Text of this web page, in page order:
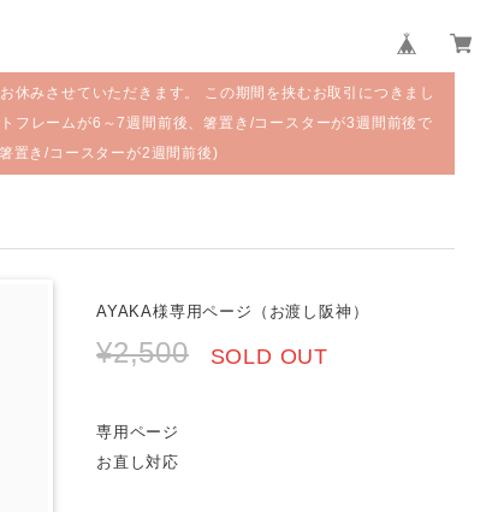
みさせていただきます。 この期間を挟むお取引につきまし
フレームが6～7週間前後、箸置き/コースターが3週間前後で
置き/コースターが2週間前後)
AYAKA様専用ページ（お渡し阪神）
¥2,500 SOLD OUT
専用ページ
お直し対応